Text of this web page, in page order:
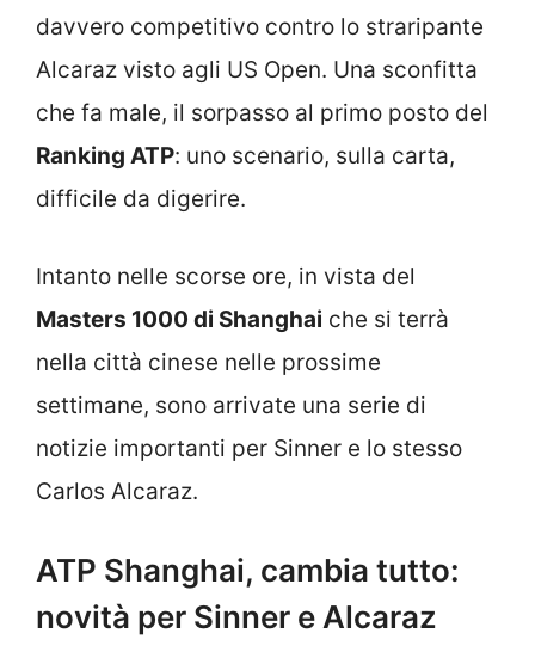
davvero competitivo contro lo straripante
Alcaraz visto agli US Open. Una sconfitta
che fa male, il sorpasso al primo posto del
Ranking ATP: uno scenario, sulla carta,
difficile da digerire.
Intanto nelle scorse ore, in vista del
Masters 1000 di Shanghai che si terrà
nella città cinese nelle prossime
settimane, sono arrivate una serie di
notizie importanti per Sinner e lo stesso
Carlos Alcaraz.
ATP Shanghai, cambia tutto:
novità per Sinner e Alcaraz